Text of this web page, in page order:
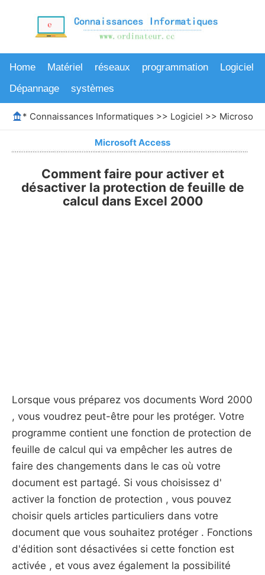
Home Matériel réseaux programmation
Logiciel
Dépannage
systèmes
* Connaissances Informatiques >> Logiciel >> Microsoft
Microsoft Access
Comment faire pour activer et
désactiver la protection de feuille de
calcul dans Excel 2000
Lorsque vous préparez vos documents Word 2000
, vous voudrez peut-être pour les protéger. Votre
programme contient une fonction de protection de
feuille de calcul qui va empêcher les autres de
faire des changements dans le cas où votre
document est partagé. Si vous choisissez d'
activer la fonction de protection , vous pouvez
choisir quels articles particuliers dans votre
document que vous souhaitez protéger . Fonctions
d'édition sont désactivées si cette fonction est
activée , et vous avez également la possibilité